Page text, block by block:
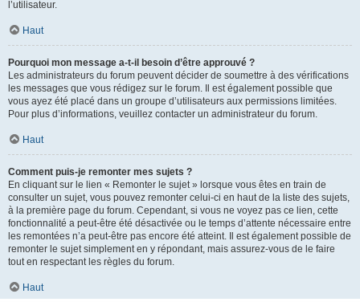
l’utilisateur.
Haut
Pourquoi mon message a-t-il besoin d’être approuvé ?
Les administrateurs du forum peuvent décider de soumettre à des vérifications
les messages que vous rédigez sur le forum. Il est également possible que
vous ayez été placé dans un groupe d’utilisateurs aux permissions limitées.
Pour plus d’informations, veuillez contacter un administrateur du forum.
Haut
Comment puis-je remonter mes sujets ?
En cliquant sur le lien « Remonter le sujet » lorsque vous êtes en train de
consulter un sujet, vous pouvez remonter celui-ci en haut de la liste des sujets,
à la première page du forum. Cependant, si vous ne voyez pas ce lien, cette
fonctionnalité a peut-être été désactivée ou le temps d’attente nécessaire entre
les remontées n’a peut-être pas encore été atteint. Il est également possible de
remonter le sujet simplement en y répondant, mais assurez-vous de le faire
tout en respectant les règles du forum.
Haut